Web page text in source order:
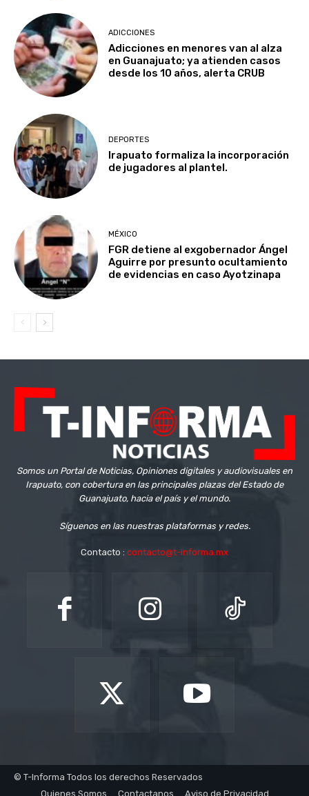
ADICCIONES
Adicciones en menores van al alza
en Guanajuato; ya atienden casos
desde los 10 años, alerta CRUB
DEPORTES
Irapuato formaliza la incorporación
de jugadores al plantel.
MÉXICO
FGR detiene al exgobernador Ángel
Aguirre por presunto ocultamiento
de evidencias en caso Ayotzinapa
Somos un Portal de Noticias, Opiniones digitales y audiovisuales en
Irapuato, con cobertura en las principales plazas del Estado de
Guanajuato, hacia el país y el mundo.
Síguenos en las nuestras plataformas y redes.
Contacto : contacto@t-informa.mx
© T-Informa Todos los derechos Reservados
Quienes Somos
Contactanos Aviso de Privacidad